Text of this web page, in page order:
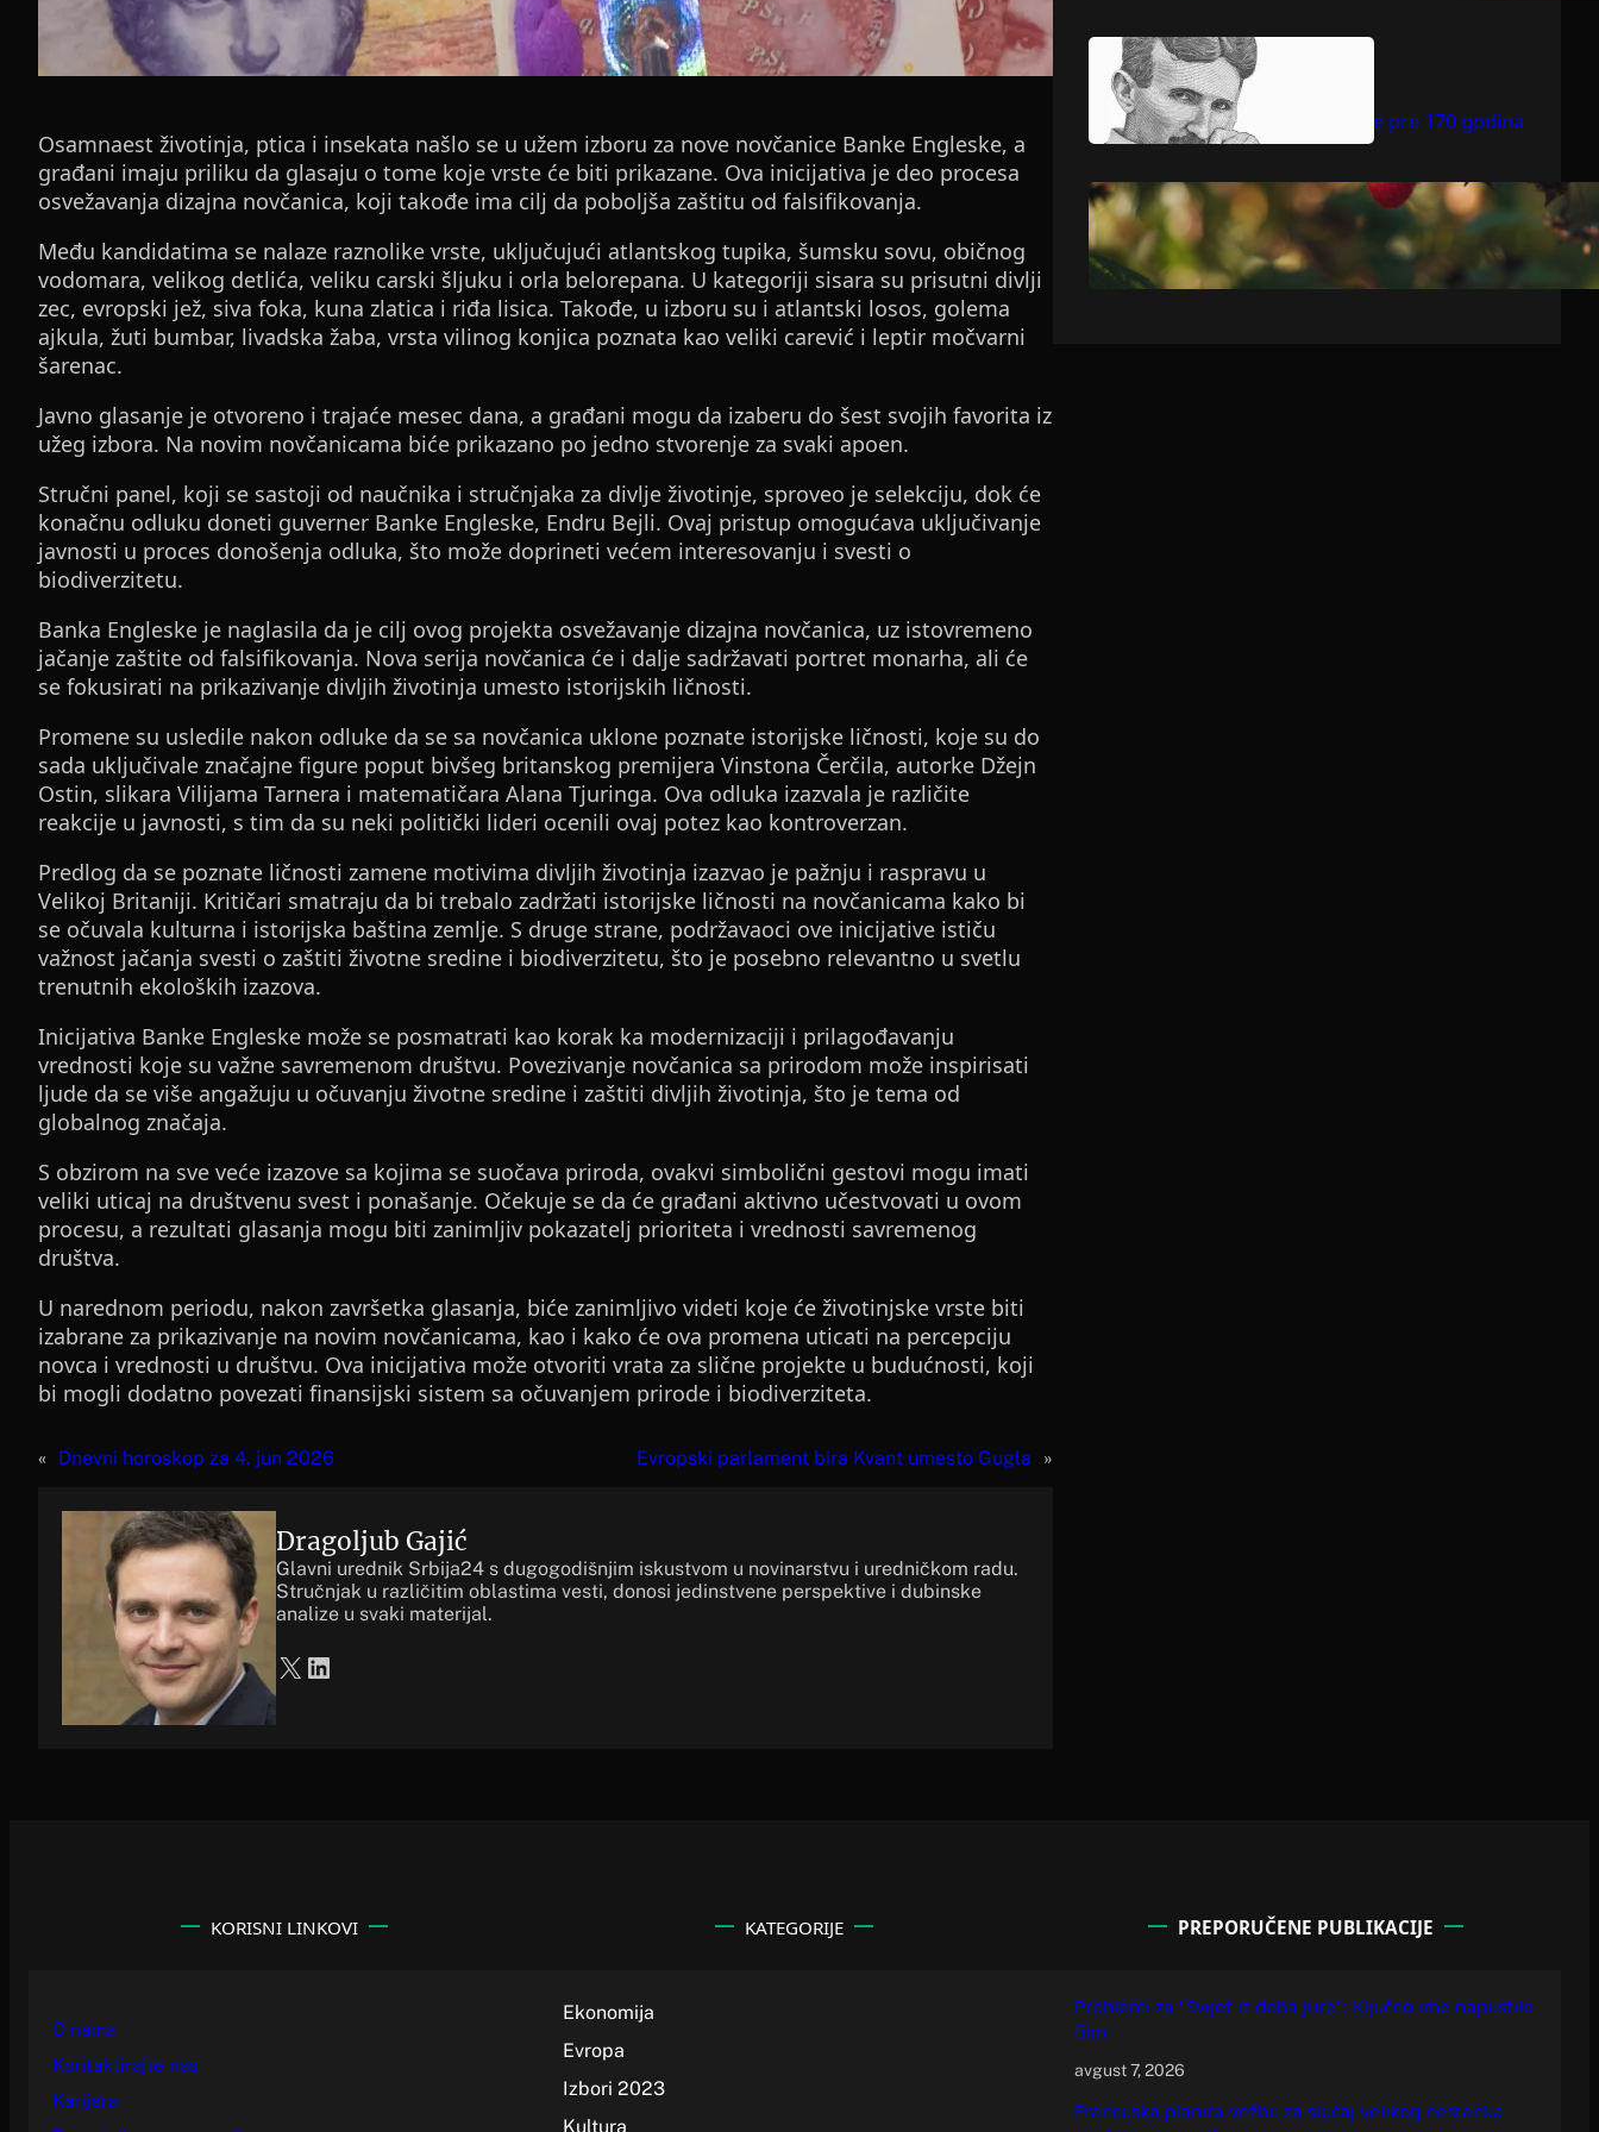
Osamnaest životinja, ptica i insekata našlo se u užem izboru za nove novčanice Banke Engleske, a
građani imaju priliku da glasaju o tome koje vrste će biti prikazane. Ova inicijativa je deo procesa
osvežavanja dizajna novčanica, koji takođe ima cilj da poboljša zaštitu od falsifikovanja.
Među kandidatima se nalaze raznolike vrste, uključujući atlantskog tupika, šumsku sovu, običnog
vodomara, velikog detlića, veliku carski šljuku i orla belorepana. U kategoriji sisara su prisutni divlji
zec, evropski jež, siva foka, kuna zlatica i riđa lisica. Takođe, u izboru su i atlantski losos, golema
ajkula, žuti bumbar, livadska žaba, vrsta vilinog konjica poznata kao veliki carević i leptir močvarni
šarenac.
Javno glasanje je otvoreno i trajaće mesec dana, a građani mogu da izaberu do šest svojih favorita iz
užeg izbora. Na novim novčanicama biće prikazano po jedno stvorenje za svaki apoen.
Stručni panel, koji se sastoji od naučnika i stručnjaka za divlje životinje, sproveo je selekciju, dok će
konačnu odluku doneti guverner Banke Engleske, Endru Bejli. Ovaj pristup omogućava uključivanje
javnosti u proces donošenja odluka, što može doprineti većem interesovanju i svesti o
biodiverzitetu.
Banka Engleske je naglasila da je cilj ovog projekta osvežavanje dizajna novčanica, uz istovremeno
jačanje zaštite od falsifikovanja. Nova serija novčanica će i dalje sadržavati portret monarha, ali će
se fokusirati na prikazivanje divljih životinja umesto istorijskih ličnosti.
Promene su usledile nakon odluke da se sa novčanica uklone poznate istorijske ličnosti, koje su do
sada uključivale značajne figure poput bivšeg britanskog premijera Vinstona Čerčila, autorke Džejn
Ostin, slikara Vilijama Tarnera i matematičara Alana Tjuringa. Ova odluka izazvala je različite
reakcije u javnosti, s tim da su neki politički lideri ocenili ovaj potez kao kontroverzan.
Predlog da se poznate ličnosti zamene motivima divljih životinja izazvao je pažnju i raspravu u
Velikoj Britaniji. Kritičari smatraju da bi trebalo zadržati istorijske ličnosti na novčanicama kako bi
se očuvala kulturna i istorijska baština zemlje. S druge strane, podržavaoci ove inicijative ističu
važnost jačanja svesti o zaštiti životne sredine i biodiverzitetu, što je posebno relevantno u svetlu
trenutnih ekoloških izazova.
Inicijativa Banke Engleske može se posmatrati kao korak ka modernizaciji i prilagođavanju
vrednosti koje su važne savremenom društvu. Povezivanje novčanica sa prirodom može inspirisati
ljude da se više angažuju u očuvanju životne sredine i zaštiti divljih životinja, što je tema od
globalnog značaja.
S obzirom na sve veće izazove sa kojima se suočava priroda, ovakvi simbolični gestovi mogu imati
veliki uticaj na društvenu svest i ponašanje. Očekuje se da će građani aktivno učestvovati u ovom
procesu, a rezultati glasanja mogu biti zanimljiv pokazatelj prioriteta i vrednosti savremenog
društva.
U narednom periodu, nakon završetka glasanja, biće zanimljivo videti koje će životinjske vrste biti
izabrane za prikazivanje na novim novčanicama, kao i kako će ova promena uticati na percepciju
novca i vrednosti u društvu. Ova inicijativa može otvoriti vrata za slične projekte u budućnosti, koji
bi mogli dodatno povezati finansijski sistem sa očuvanjem prirode i biodiverziteta.
« Dnevni horoskop za 4. jun 2026 Evropski parlament bira Kvant umesto Gugla »
Dragoljub Gajić
Glavni urednik Srbija24 s dugogodišnjim iskustvom u novinarstvu i uredničkom radu.
Stručnjak u različitim oblastima vesti, donosi jedinstvene perspektive i dubinske
analize u svaki materijal.
X LinkedIn
jul 9, 2026
Nikola Tesla rođen je pre 170 godina
jul 9, 2026 Dragoljub Gajić
Srbija očekuje rekordnu voćarsku
godinu
KORISNI LINKOVI
O nama
Kontaktirajte nas
Karijera
KATEGORIJE
Ekonomija
Evropa
Izbori 2023
Kultura
PREPORUČENE PUBLIKACIJE
Problemi za "Svijet iz doba Jure": Ključno ime napustilo
film
avgust 7, 2026
Francuska planira vežbu za slučaj velikog nestanka